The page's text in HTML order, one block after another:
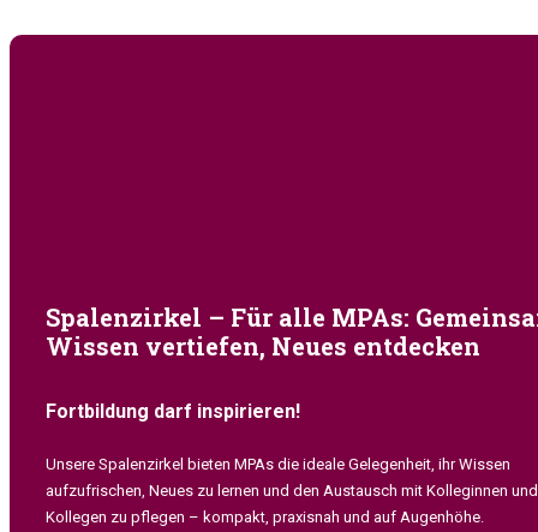
Spalenzirkel – Für alle MPAs:
Wissen vertiefen, Neues entdecken
Fortbildung darf inspirieren!
Unsere Spalenzirkel bieten MPAs die ideale Gelegenheit, ihr Wissen
aufzufrischen, Neues zu lernen und den Austausch mit Kolleginnen und
Kollegen zu pflegen – kompakt, praxisnah und auf Augenhöhe.